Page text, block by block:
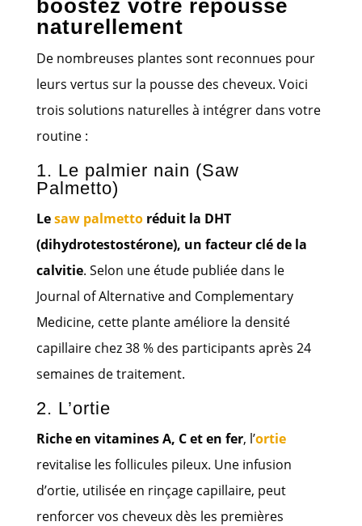
boostez votre repousse
naturellement
De nombreuses plantes sont reconnues pour
leurs vertus sur la pousse des cheveux. Voici
trois solutions naturelles à intégrer dans votre
routine :
1. Le palmier nain (Saw
Palmetto)
Lesaw palmettoréduit la DHT
(dihydrotestostérone), un facteur clé de la
calvitie. Selon une étude publiée dans le
Journal of Alternative and Complementary
Medicine, cette plante améliore la densité
capillaire chez 38 % des participants après 24
semaines de traitement.
2. L’ortie
Riche en vitamines A, C et en fer, l’ortie
revitalise les follicules pileux. Une infusion
d’ortie, utilisée en rinçage capillaire, peut
renforcer vos cheveux dès les premières